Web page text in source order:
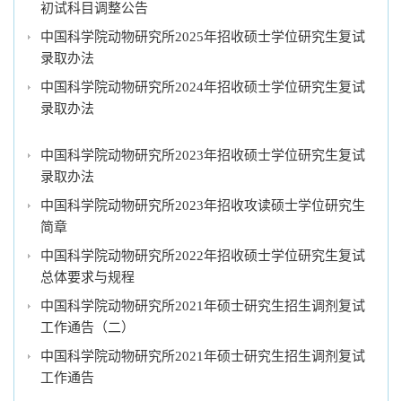
初试科目调整公告
中国科学院动物研究所2025年招收硕士学位研究生复试
录取办法
中国科学院动物研究所2024年招收硕士学位研究生复试
录取办法
中国科学院动物研究所2023年招收硕士学位研究生复试
录取办法
中国科学院动物研究所2023年招收攻读硕士学位研究生
简章
中国科学院动物研究所2022年招收硕士学位研究生复试
总体要求与规程
中国科学院动物研究所2021年硕士研究生招生调剂复试
工作通告（二）
中国科学院动物研究所2021年硕士研究生招生调剂复试
工作通告